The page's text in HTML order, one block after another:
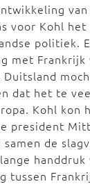
van
voor Kohl
politiek.
met Frankrijk
Duitsland
dat het te
Kohl kon
president
de
tussen